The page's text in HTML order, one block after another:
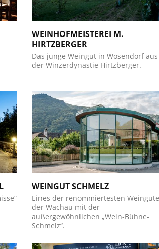
WEINHOFMEISTEREI M.
HIRTZBERGER
Das junge Weingut in Wösendorf aus
der Winzerdynastie Hirtzberger.
WEINGUT SCHMELZ
Eines der renommiertesten
der Wachau mit der
außergewöhnlichen „Wein-Bühne-
Schmelz“.